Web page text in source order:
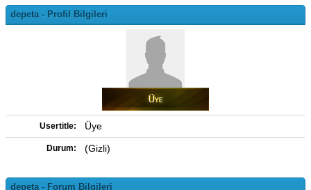
depeta - Profil Bilgileri
Usertitle: Üye
Durum: (Gizli)
depeta - Forum Bilgileri